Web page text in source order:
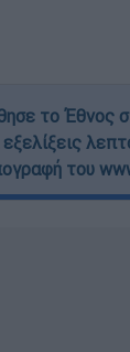
το Έθνος
εξελίξεις
του